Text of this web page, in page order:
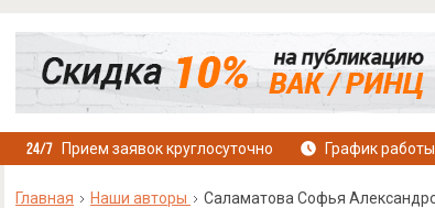
Прием заявок круглосуточно График
Главная Наши авторы Саламатова Софья